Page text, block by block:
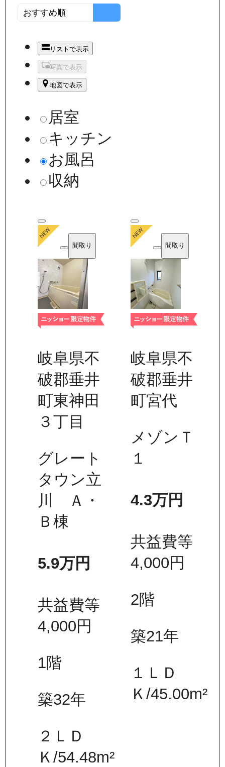
リストで表示
写真で表示
地図で表示
居室
キッチン
お風呂
収納
間取り
岐阜県不
破郡垂井
町東神田
３丁目
グレート
タウン立
川 Ａ・
Ｂ棟
5.9万円
共益費等
4,000円
1階
築32年
２ＬＤ
Ｋ/54.48m²
間取り
岐阜県不
破郡垂井
町宮代
メゾンＴ
１
4.3万円
共益費等
4,000円
2階
築21年
１ＬＤ
Ｋ /45.00m²